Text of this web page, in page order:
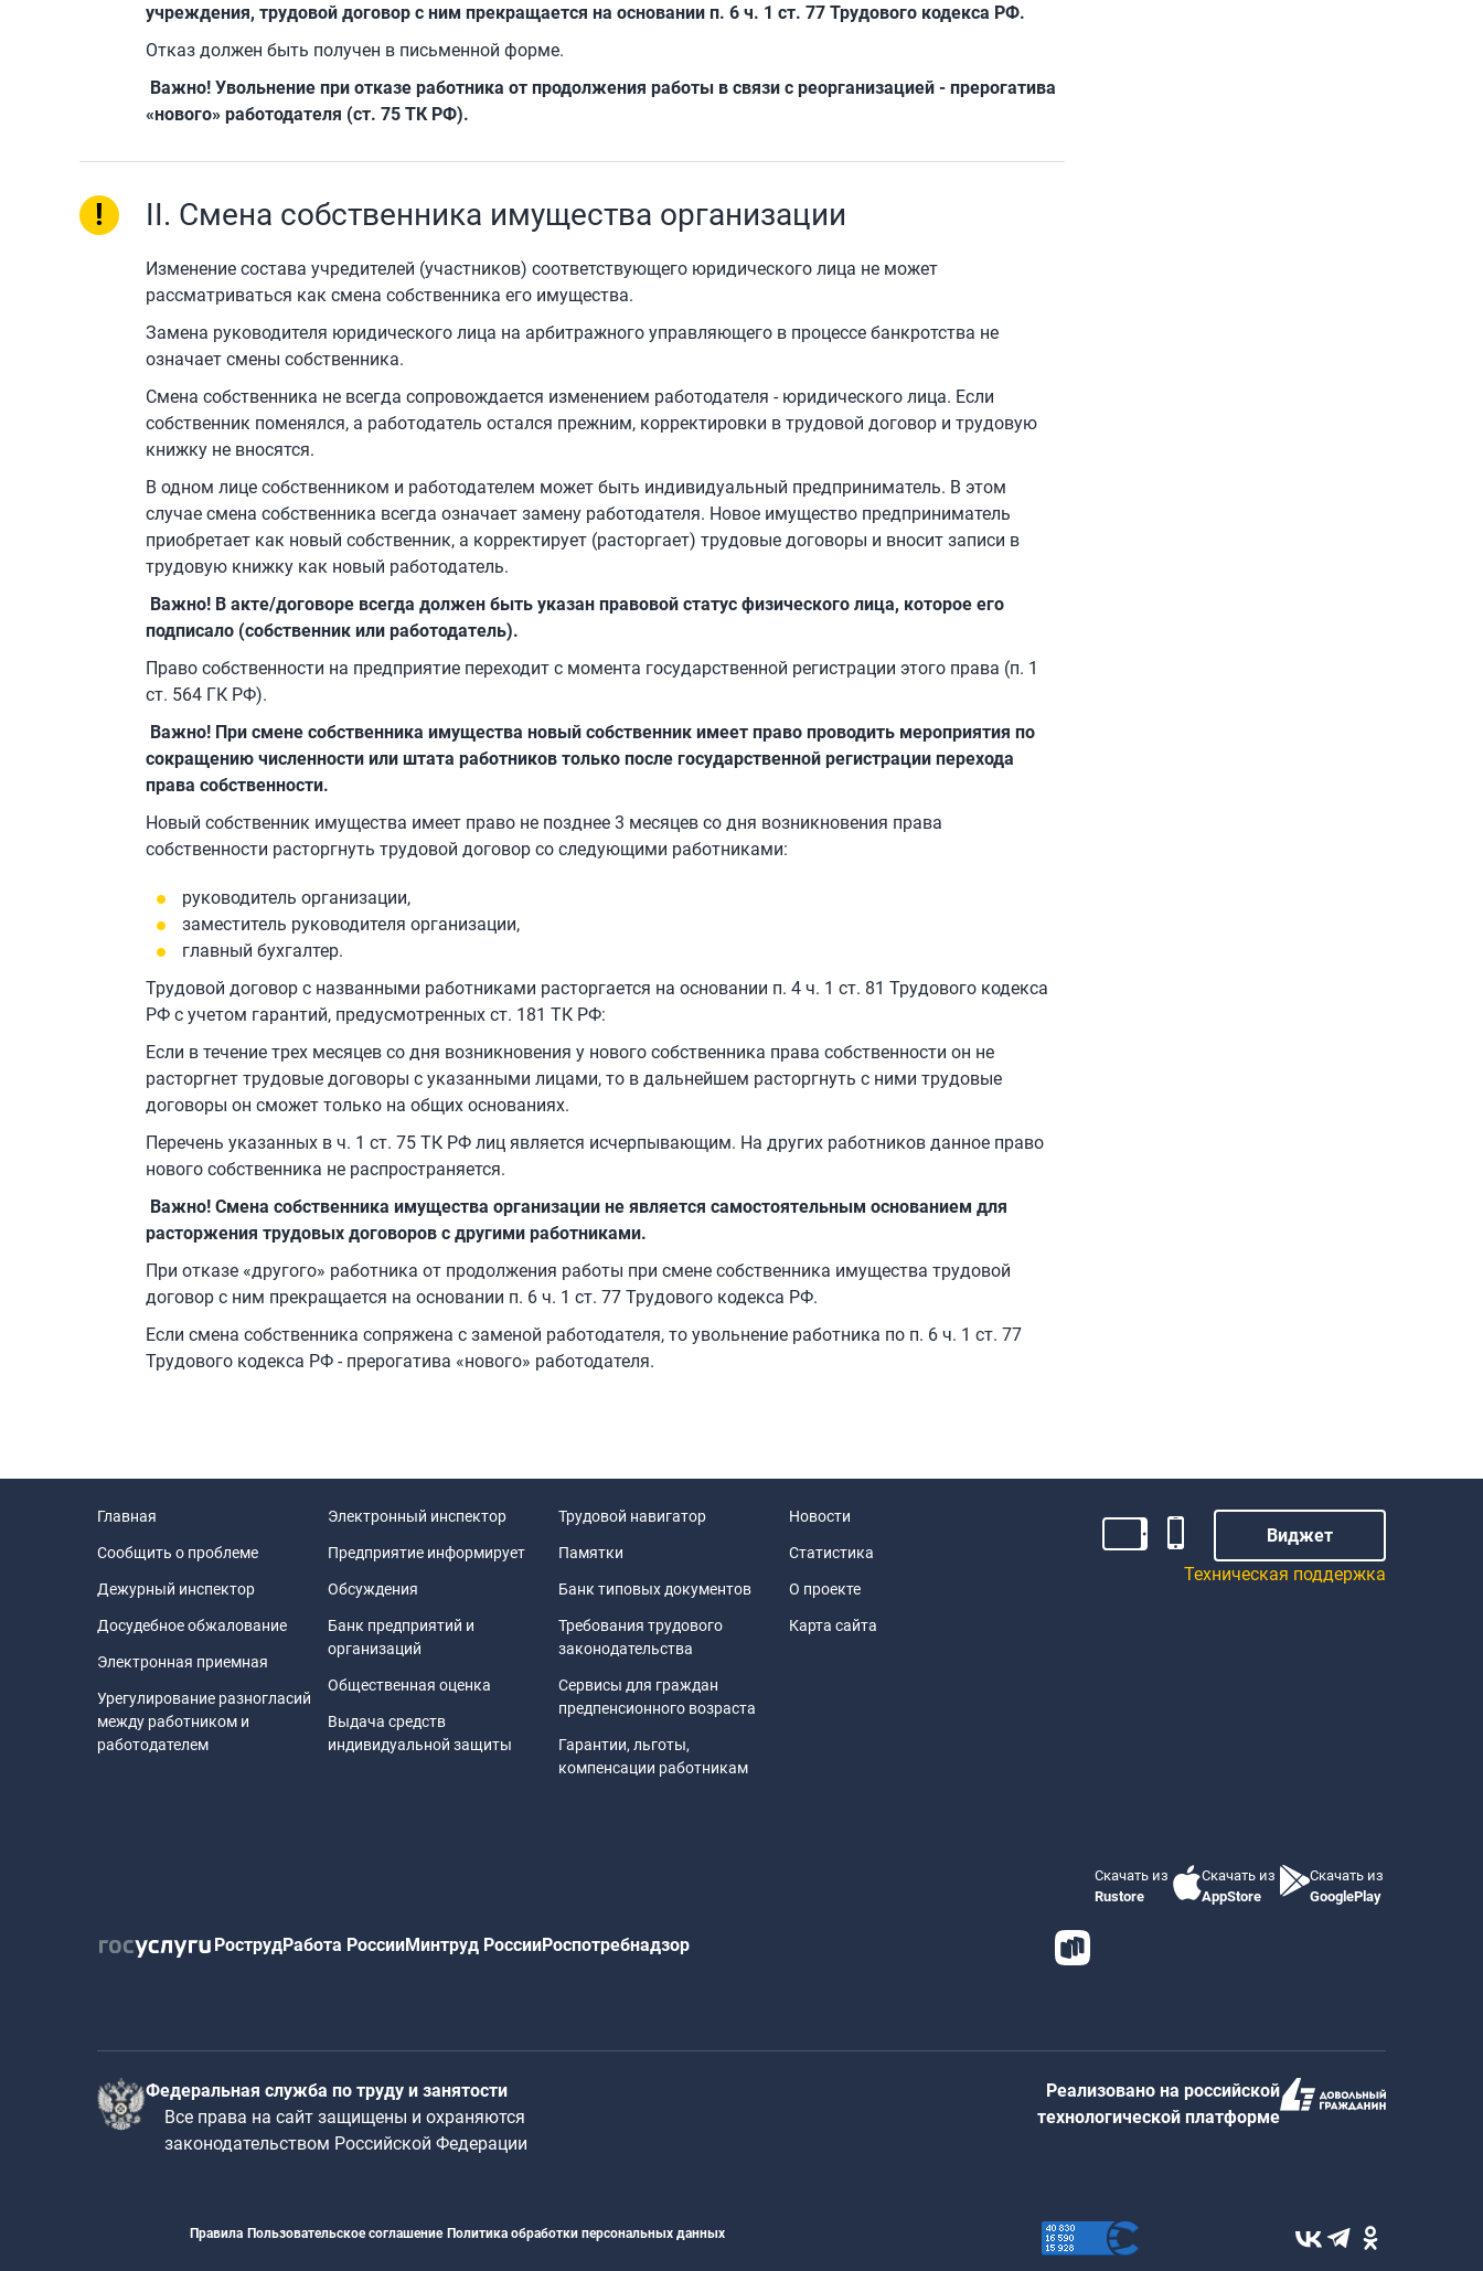
учреждения, трудовой договор с ним прекращается на основании п. 6 ч. 1 ст. 77 Трудового кодекса РФ.
Отказ должен быть получен в письменной форме.
Важно! Увольнение при отказе работника от продолжения работы в связи с реорганизацией - прерогатива
«нового» работодателя (ст. 75 ТК РФ).
! II. Смена собственника имущества организации
Изменение состава учредителей (участников) соответствующего юридического лица не может
рассматриваться как смена собственника его имущества.
Замена руководителя юридического лица на арбитражного управляющего в процессе банкротства не
означает смены собственника.
Смена собственника не всегда сопровождается изменением работодателя - юридического лица. Если
собственник поменялся, а работодатель остался прежним, корректировки в трудовой договор и трудовую
книжку не вносятся.
В одном лице собственником и работодателем может быть индивидуальный предприниматель. В этом
случае смена собственника всегда означает замену работодателя. Новое имущество предприниматель
приобретает как новый собственник, а корректирует (расторгает) трудовые договоры и вносит записи в
трудовую книжку как новый работодатель.
Важно! В акте/договоре всегда должен быть указан правовой статус физического лица, которое его
подписало (собственник или работодатель).
Право собственности на предприятие переходит с момента государственной регистрации этого права (п. 1
ст. 564 ГК РФ).
Важно! При смене собственника имущества новый собственник имеет право проводить мероприятия по
сокращению численности или штата работников только после государственной регистрации перехода
права собственности.
Новый собственник имущества имеет право не позднее 3 месяцев со дня возникновения права
собственности расторгнуть трудовой договор со следующими работниками:
руководитель организации,
заместитель руководителя организации,
главный бухгалтер.
Трудовой договор с названными работниками расторгается на основании п. 4 ч. 1 ст. 81 Трудового кодекса
РФ с учетом гарантий, предусмотренных ст. 181 ТК РФ:
Если в течение трех месяцев со дня возникновения у нового собственника права собственности он не
расторгнет трудовые договоры с указанными лицами, то в дальнейшем расторгнуть с ними трудовые
договоры он сможет только на общих основаниях.
Перечень указанных в ч. 1 ст. 75 ТК РФ лиц является исчерпывающим. На других работников данное право
нового собственника не распространяется.
Важно! Смена собственника имущества организации не является самостоятельным основанием для
расторжения трудовых договоров с другими работниками.
При отказе «другого» работника от продолжения работы при смене собственника имущества трудовой
договор с ним прекращается на основании п. 6 ч. 1 ст. 77 Трудового кодекса РФ.
Если смена собственника сопряжена с заменой работодателя, то увольнение работника по п. 6 ч. 1 ст. 77
Трудового кодекса РФ - прерогатива «нового» работодателя.
Главная
Сообщить о проблеме
Дежурный инспектор
Досудебное обжалование
Электронная приемная
Урегулирование разногласий
между работником и
работодателем
Электронный инспектор
Предприятие информирует
Обсуждения
Банк предприятий и
организаций
Общественная оценка
Выдача средств
индивидуальной защиты
Трудовой навигатор
Памятки
Банк типовых документов
Требования трудового
законодательства
Сервисы для граждан
предпенсионного возраста
Гарантии, льготы,
компенсации работникам
Новости
Статистика
О проекте
Карта сайта
Виджет
Техническая поддержка
РострудРабота РоссииМинтруд РоссииРоспотребнадзор
Скачать из
Rustore
Скачать из
AppStore
Скачать из
GooglePlay
Федеральная служба по труду и занятости
Все права на сайт защищены и охраняются
законодательством Российской Федерации
Правила Пользовательское соглашение Политика обработки персональных данных
Реализовано на российской
технологической платформе